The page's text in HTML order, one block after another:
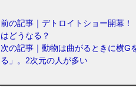
前の記事｜デトロイトショー開幕
はどうなる？
次の記事｜動物は曲がるときに横G
る」。2次元の人が多い